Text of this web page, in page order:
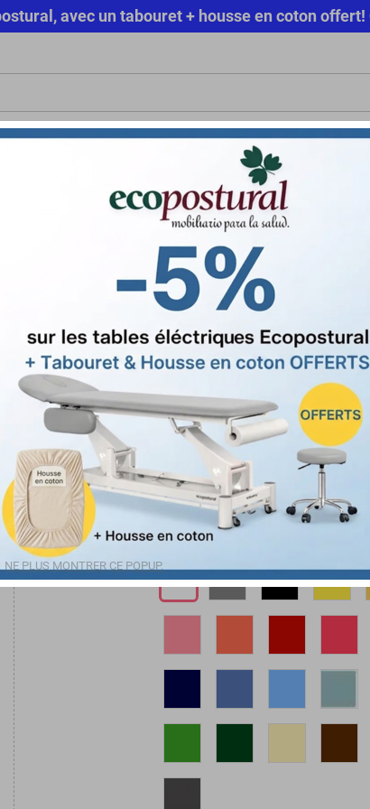
avec un tabouret + housse en coton
MÉDICAL TENUE MÉDICALE
LOA POUR PROFESSIONNELS OFFRE SPÉCIALE
par pédale Ecopostural
Table de massage hydraulique avec
Marque
Ecopostural
Référence
C5790
État
Neuf
Table massage hydraulique 50 x 198 cm 3 plans pédale hydraulique
Couleurs
NE PLUS MONTRER CE POPUP.